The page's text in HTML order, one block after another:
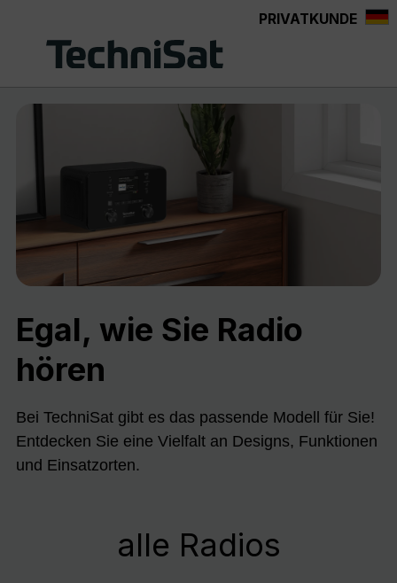
PRIVATKUNDE
Egal, wie Sie Radio
hören
Bei TechniSat gibt es das passende Modell für Sie!
Entdecken Sie eine Vielfalt an Designs, Funktionen
und Einsatzorten.
alle Radios